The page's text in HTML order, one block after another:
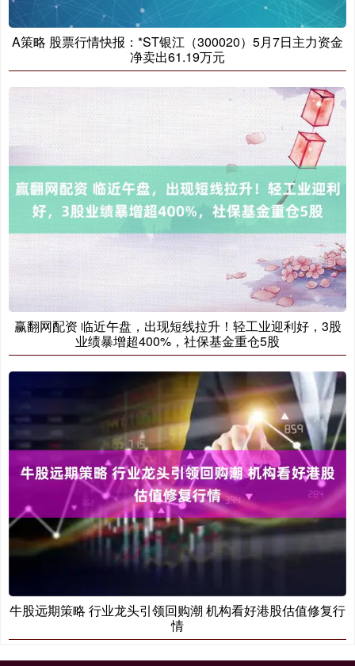
A策略 股票行情快报：*ST银江（300020）5月7日主力资金
净卖出61.19万元
赢翻网配资 临近午盘，出现短线拉升！轻工业迎利好，3股
业绩暴增超400%，社保基金重仓5股
牛股远期策略 行业龙头引领回购潮 机构看好港股估值修复行
情